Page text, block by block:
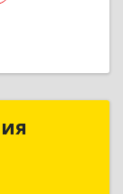
плюс»